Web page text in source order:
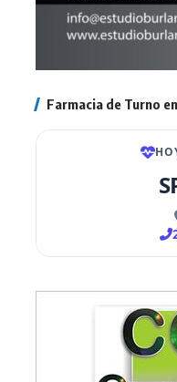
Farmacia de Turno